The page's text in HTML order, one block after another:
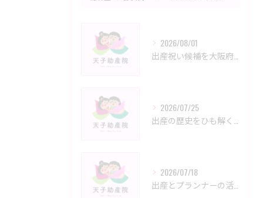
2026/08/01
出産祝い候補を大阪府大阪市大阪市旭区で比べる現金やクーポン申請と給付条件の徹底解説
2026/07/25
出産の歴史をひも解く実態と命をつなぐ昔の知恵と現代との違いを探る
2026/07/18
出産とプランナーの活用法を大阪府大阪市泉大津市で比較し理想の準備を進めるコツ